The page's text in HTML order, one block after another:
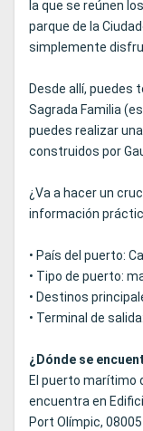
la que se reúnen
parque de la
simplemente
Desde allí, puedes
Sagrada Familia
puedes realizar
construidos por
¿Va a hacer un
información
• País del puerto:
• Tipo de puerto:
• Destinos
• Terminal de
¿Dónde se
El puerto marítimo
encuentra en
Port Olímpic,